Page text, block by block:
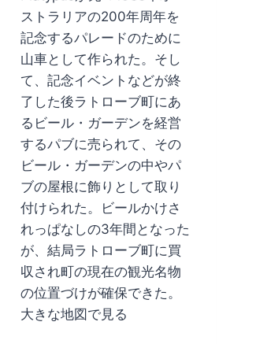
ストラリアの200年周年を
記念するパレードのために
山車として作られた。そし
て、記念イベントなどが終
了した後ラトローブ町にあ
るビール・ガーデンを経営
するパブに売られて、その
ビール・ガーデンの中やパ
ブの屋根に飾りとして取り
付けられた。ビールかけさ
れっぱなしの3年間となった
が、結局ラトローブ町に買
収され町の現在の観光名物
の位置づけが確保できた。
大きな地図で見る